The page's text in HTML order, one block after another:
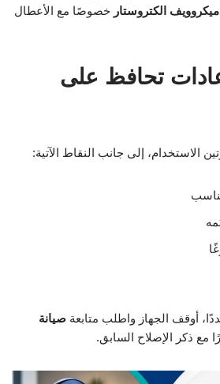
الكتروستار خصوصًا مع الأعطال
تحافظ على
الاستخدام، إلى جانب النقاط الآتية:
أوقف الجهاز واطلب متابعة صيانة
مع ذكر الإصلاح السابق.